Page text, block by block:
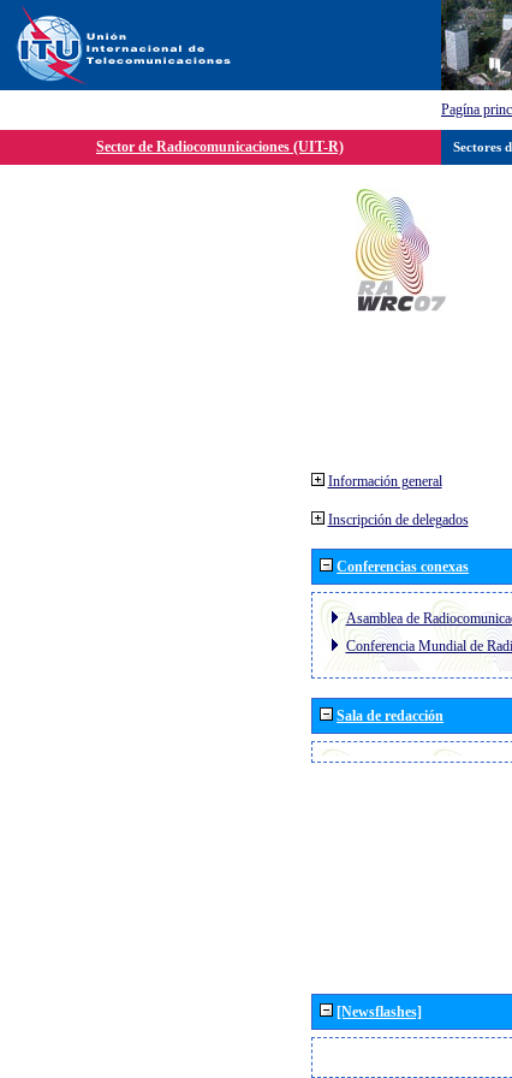
Pagína
Sector de Radiocomunicaciones (UIT-R)
Información general
Inscripción de delegados
Conferencias conexas
Asamblea de
Conferencia Mundial de
Sala de redacción
[Newsflashes]
Sectores